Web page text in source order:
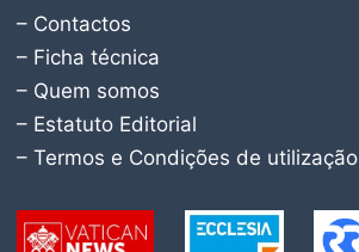
– Contactos
– Ficha técnica
– Quem somos
– Estatuto Editorial
– Termos e Condições de utilização